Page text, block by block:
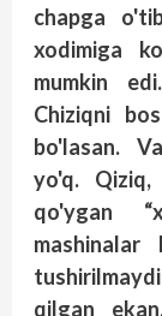
chapga
xodimiga
mumkin
Chiziqni
bo'lasan.
yo'q.
qo'ygan
qilgan